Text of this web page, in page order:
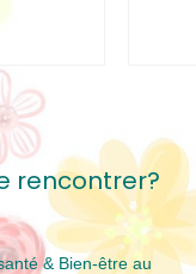
rencontrer?
& Bien-être au